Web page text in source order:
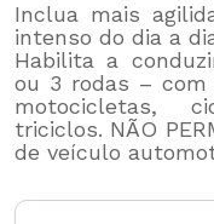
Inclua mais
intenso do dia a
Habilita a
ou 3 rodas –
motocicletas,
triciclos. NÃO
de veículo